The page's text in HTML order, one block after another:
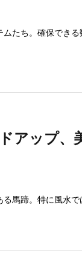
たち。確保でき
アップ、
馬蹄。特に風水